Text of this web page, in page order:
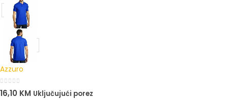
Azzuro
0out of 5
16,10 KM Uključujući porez